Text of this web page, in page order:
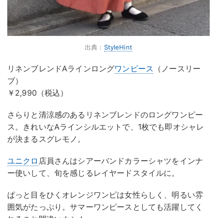
出典： StyleHint
リネンブレンドAラインロングワンピース （ノースリー
ブ）
￥2,990（税込）
さらりと清涼感のあるリネンブレンドのロングワンピー
ス。きれいなAラインシルエットで、1枚でも即オシャレ
が決まるスグレモノ。
ユニクロ 店員さんはシアーバンドカラーシャツをインナ
ー使いして、旬を感じるレイヤードスタイルに。
ぱっと目をひくオレンジワンピは女性らしく、明るい雰
囲気がたっぷり。サマーワンピースとしても活躍してく